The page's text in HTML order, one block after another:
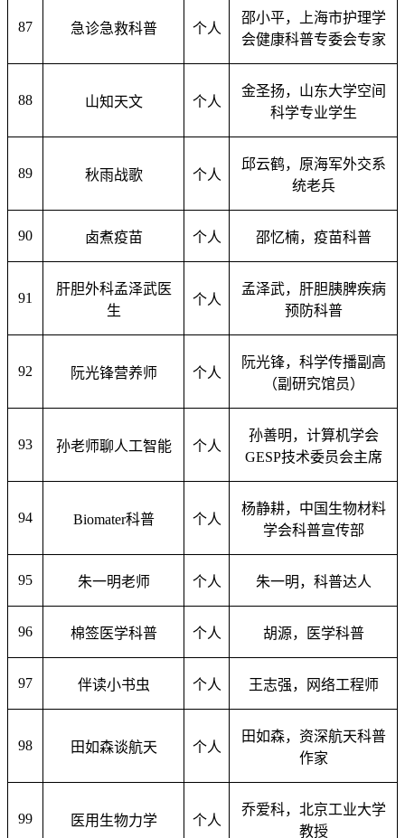
87 急诊急救科普 个人
邵小平，上海市护理学
会健康科普专委会专家
88 山知天文 个人
金圣扬，山东大学空间
科学专业学生
89 秋雨战歌 个人
邱云鹤，原海军外交系
统老兵
90 卤煮疫苗 个人 邵忆楠，疫苗科普
91
肝胆外科孟泽武医
生
个人
孟泽武，肝胆胰脾疾病
预防科普
92 阮光锋营养师 个人
阮光锋，科学传播副高
（副研究馆员）
93 孙老师聊人工智能 个人
孙善明，计算机学会
GESP技术委员会主席
94 Biomater科普 个人
杨静耕，中国生物材料
学会科普宣传部
95 朱一明老师 个人 朱一明，科普达人
96 棉签医学科普 个人 胡源，医学科普
97 伴读小书虫 个人 王志强，网络工程师
98 田如森谈航天 个人
田如森，资深航天科普
作家
99 医用生物力学 个人
乔爱科，北京工业大学
教授